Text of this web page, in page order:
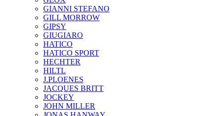
GIANNI STEFANO
GILL MORROW
GIPSY
GIUGIARO
HATICO
HATICO SPORT
HECHTER
HILTL
J.PLOENES
JAСQUES BRITT
JOCKEY
JOHN MILLER